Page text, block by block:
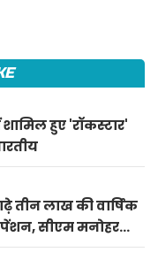
हुए 'रॉकस्टार'
तीन लाख की वार्षिक
पेंशन, सीएम मनोहर